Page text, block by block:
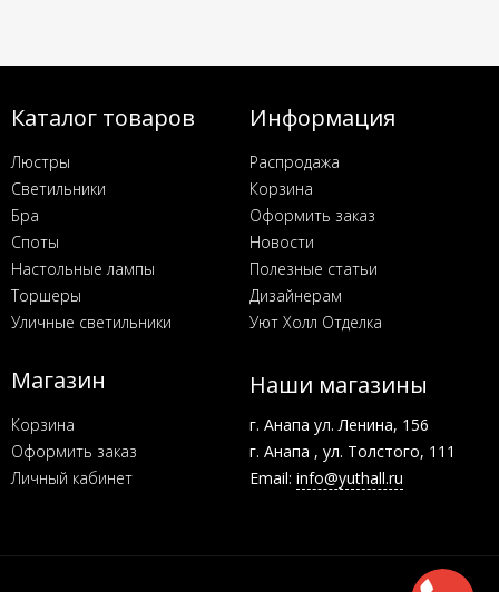
Каталог товаров
Люстры
Светильники
Бра
Споты
Настольные лампы
Торшеры
Уличные светильники
Информация
Распродажа
Корзина
Оформить заказ
Новости
Полезные статьи
Дизайнерам
Уют Холл Отделка
Магазин
Корзина
Оформить заказ
Личный кабинет
Наши магазины
г. Анапа ул. Ленина, 156
г. Анапа , ул. Толстого, 111
Email: info@yuthall.ru